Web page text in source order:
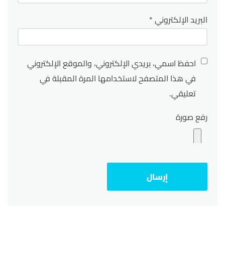
البريد الإلكتروني*
احفظ اسمي، بريدي الإلكتروني، والموقع الإلكتروني
في هذا المتصفح لاستخدامها المرة المقبلة في
تعليقي.
رفع صورة